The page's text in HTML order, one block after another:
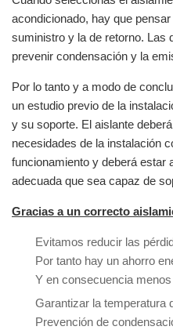
acondicionado, hay que
suministro y la de retorno. Las
prevenir condensación y la
Por lo tanto y a modo de
un estudio previo de la
y su soporte. El aislante
necesidades de la instalación
funcionamiento y deberá estar
adecuada que sea capaz de
Gracias a un correcto
Evitamos reducir las
Por tanto hay un ahorro
Y en consecuencia
Garantizar la temperatura
Prevención de